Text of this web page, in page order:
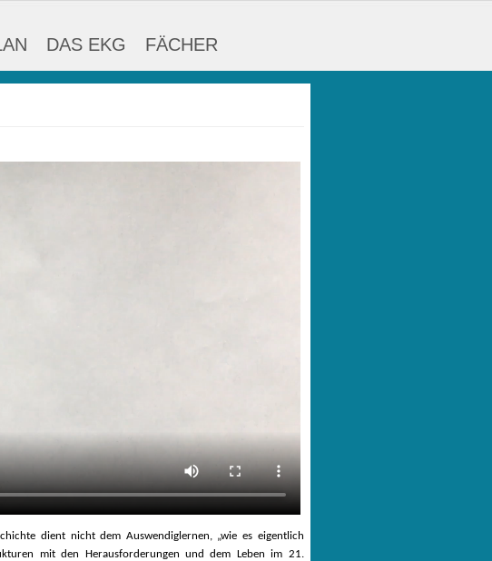
DAS EKG
FÄCHER
dient nicht dem Auswendiglernen, „wie es eigentlich
mit den Herausforderungen und dem Leben im 21.